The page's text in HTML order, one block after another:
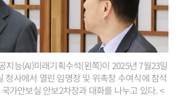
지능(AI)미래기획수석(왼쪽)이 2025년 7월23일
청사에서 열린 임명장 및 위촉장 수여식에 참석
가안보실 안보2차장과 대화를 나누고 있다. <